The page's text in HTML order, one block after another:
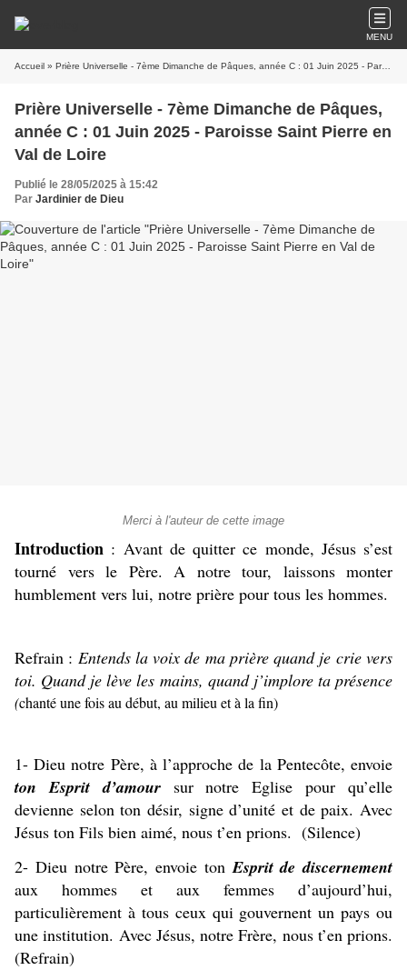
MENU
Accueil » Prière Universelle - 7ème Dimanche de Pâques, année C : 01 Juin 2025 - Paroisse Saint Pierre en Val de Loire
Prière Universelle - 7ème Dimanche de Pâques,
année C : 01 Juin 2025 - Paroisse Saint Pierre en
Val de Loire
Publié le 28/05/2025 à 15:42
Par Jardinier de Dieu
Merci à l'auteur de cette image
Introduction : Avant de quitter ce monde, Jésus s’est
tourné vers le Père. A notre tour, laissons monter
humblement vers lui, notre prière pour tous les hommes.
Refrain : Entends la voix de ma prière quand je crie vers
toi. Quand je lève les mains, quand j’implore ta présence
(chanté une fois au début, au milieu et à la fin)
1- Dieu notre Père, à l’approche de la Pentecôte, envoie
ton Esprit d’amoursur notre Eglise pour qu’elle
devienne selon ton désir, signe d’unité et de paix. Avec
Jésus ton Fils bien aimé, nous t’en prions. (Silence)
2- Dieu notre Père, envoie tonEsprit de discernement
aux hommes et aux femmes d’aujourd’hui,
particulièrement à tous ceux qui gouvernent un pays ou
une institution. Avec Jésus, notre Frère, nous t’en prions.
(Refrain)